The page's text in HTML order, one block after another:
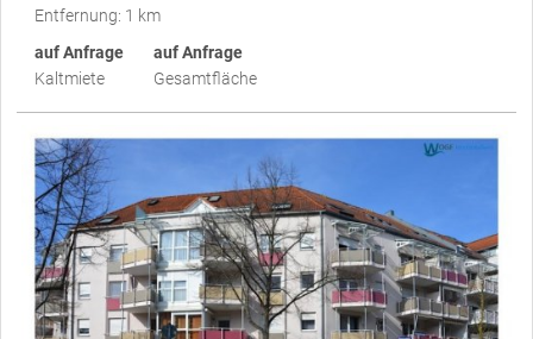
Entfernung: 1 km
auf Anfrage
Kaltmiete
auf Anfrage
Gesamtfläche